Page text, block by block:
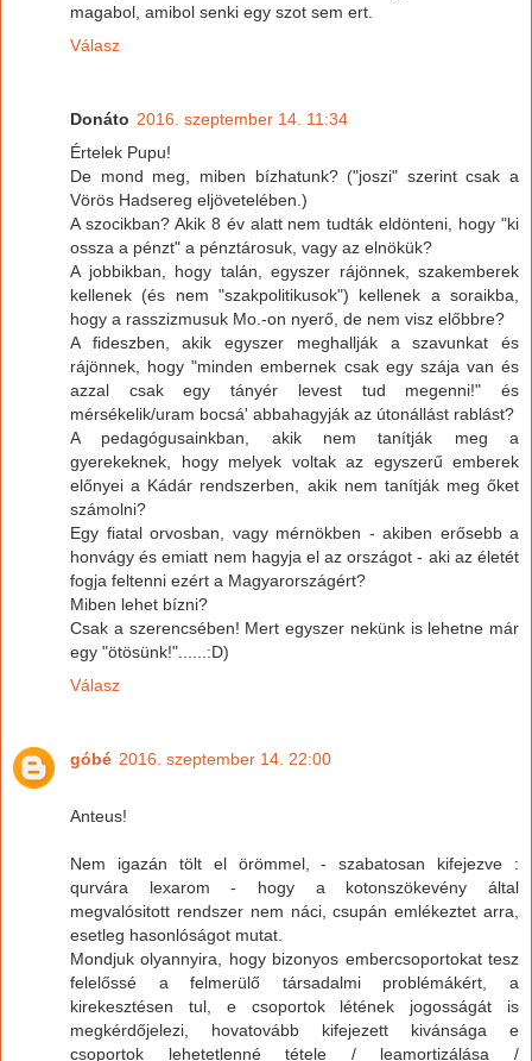
magabol, amibol senki egy szot sem ert.
Válasz
Donáto 2016. szeptember 14. 11:34
Értelek Pupu!
De mond meg, miben bízhatunk? ("joszi" szerint csak a
Vörös Hadsereg eljövetelében.)
A szocikban? Akik 8 év alatt nem tudták eldönteni, hogy "ki
ossza a pénzt" a pénztárosuk, vagy az elnökük?
A jobbikban, hogy talán, egyszer rájönnek, szakemberek
kellenek (és nem "szakpolitikusok") kellenek a soraikba,
hogy a rasszizmusuk Mo.-on nyerő, de nem visz előbbre?
A fideszben, akik egyszer meghallják a szavunkat és
rájönnek, hogy "minden embernek csak egy szája van és
azzal csak egy tányér levest tud megenni!" és
mérsékelik/uram bocsá' abbahagyják az útonállást rablást?
A pedagógusainkban, akik nem tanítják meg a
gyerekeknek, hogy melyek voltak az egyszerű emberek
előnyei a Kádár rendszerben, akik nem tanítják meg őket
számolni?
Egy fiatal orvosban, vagy mérnökben - akiben erősebb a
honvágy és emiatt nem hagyja el az országot - aki az életét
fogja feltenni ezért a Magyarországért?
Miben lehet bízni?
Csak a szerencsében! Mert egyszer nekünk is lehetne már
egy "ötösünk!"......:D)
Válasz
góbé 2016. szeptember 14. 22:00
Anteus!
Nem igazán tölt el örömmel, - szabatosan kifejezve :
qurvára lexarom - hogy a kotonszökevény által
megvalósitott rendszer nem náci, csupán emlékeztet arra,
esetleg hasonlóságot mutat.
Mondjuk olyannyira, hogy bizonyos embercsoportokat tesz
felelőssé a felmerülő társadalmi problémákért, a
kirekesztésen tul, e csoportok létének jogosságát is
megkérdőjelezi, hovatovább kifejezett kivánsága e
csoportok lehetetlenné tétele / leamortizálása /